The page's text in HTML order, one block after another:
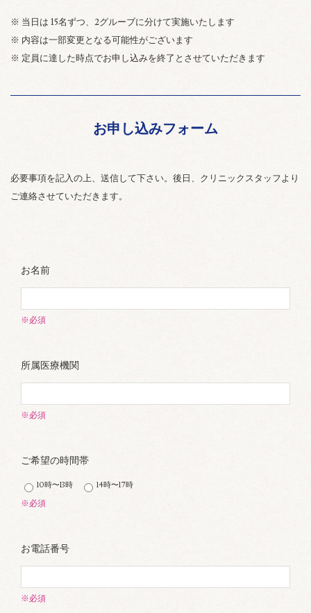
※ 当日は 15名ずつ、2グルーブに分けて実施いたします
※ 内容は一部変更となる可能性がございます
※ 定員に達した時点でお申し込みを終了とさせていただきます
お申し込みフォーム
必要事項を記入の上、送信して下さい。後日、クリニックスタッフより
ご連絡させていただきます。
お名前
※必須
所属医療機関
※必須
ご希望の時間帯
10時〜13時
14時〜17時
※必須
お電話番号
※必須